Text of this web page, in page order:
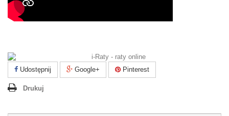
Udostępnij Google+ Pinterest
Drukuj